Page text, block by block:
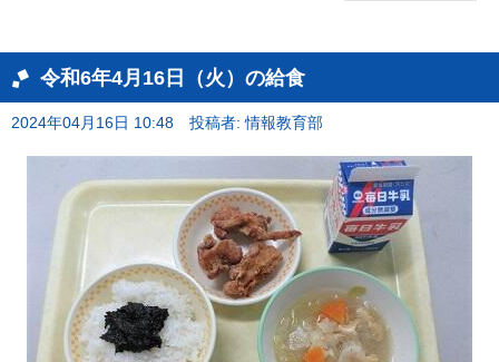
令和6年4月16日（火）の給食
2024年04月16日 10:48 投稿者: 情報教育部